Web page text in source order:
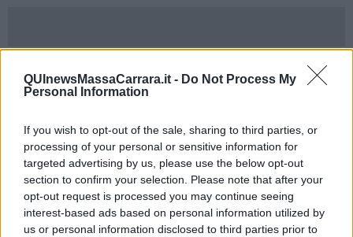
QUInewsMassaCarrara.it - Do Not Process My
Personal Information
If you wish to opt-out of the sale, sharing to third parties, or
processing of your personal or sensitive information for
targeted advertising by us, please use the below opt-out
section to confirm your selection. Please note that after your
opt-out request is processed you may continue seeing
interest-based ads based on personal information utilized by
us or personal information disclosed to third parties prior to
PROVINCIA DI MASSA-CARRARA —
E' in arrivo un'intera giornata
mercoledì 14 Settembre e che coinvolgerà tutti i dipendenti
dell'Azienda Usl Toscana Nord Ovest del comparto.
Ne dà notizia la stessa Asl che mette in conto la possibilità di
disaginell’erogazione dei servizi sanitari (esami, ambulatori e così
via) e amministrativi (prenotazione esami, accettazione e simili) a
livello sia territoriale che ospedaliero.